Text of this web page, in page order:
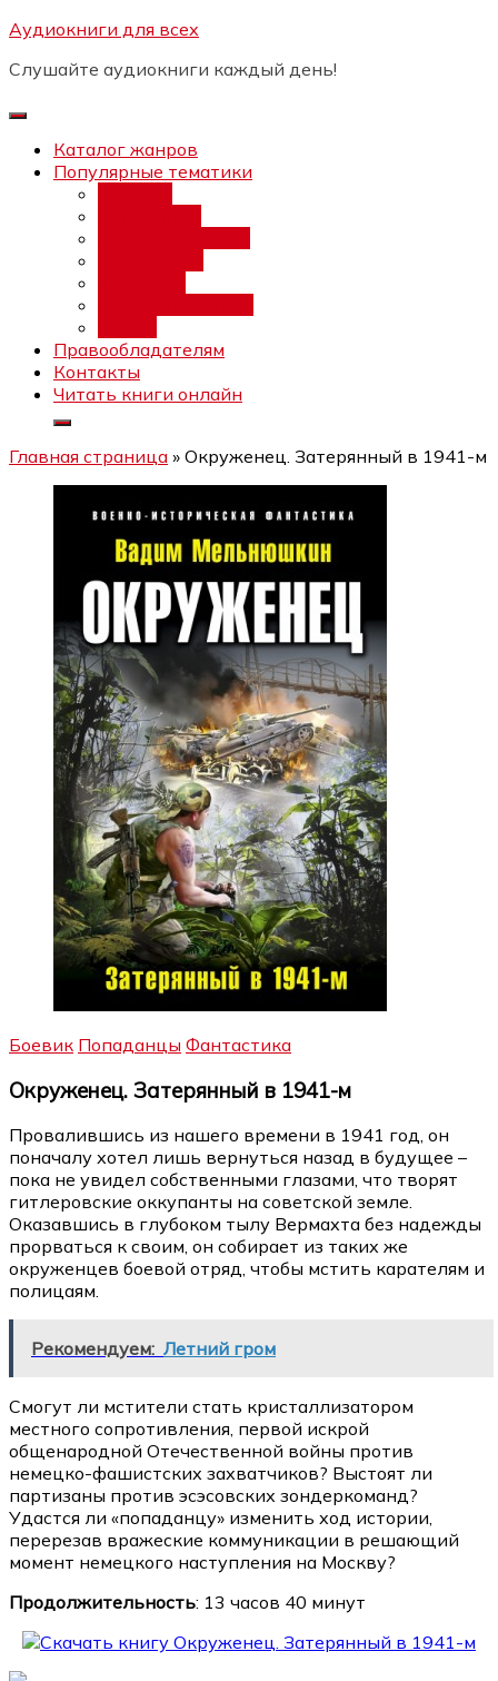
Перейти
содержимому
Аудиокниги для всех
Слушайте аудиокниги каждый день!
Каталог жанров
Популярные тематики
Правообладателям
Контакты
Читать книги онлайн
Главная страница » Окруженец. Затерянный в 1941-м
Боевик Попаданцы Фантастика
Окруженец. Затерянный в 1941-м
Провалившись из нашего времени в 1941 год, он
поначалу хотел лишь вернуться назад в будущее –
пока не увидел собственными глазами, что творят
гитлеровские оккупанты на советской земле.
Оказавшись в глубоком тылу Вермахта без надежды
прорваться к своим, он собирает из таких же
окруженцев боевой отряд, чтобы мстить карателям и
полицаям.
Рекомендуем: Летний гром
Смогут ли мстители стать кристаллизатором
местного сопротивления, первой искрой
общенародной Отечественной войны против
немецко-фашистских захватчиков? Выстоят ли
партизаны против эсэсовских зондеркоманд?
Удастся ли «попаданцу» изменить ход истории,
перерезав вражеские коммуникации в решающий
момент немецкого наступления на Москву?
Продолжительность: 13 часов 40 минут
Бесплатный интенсив:
каналов"